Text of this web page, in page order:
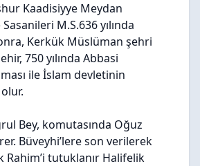
Kaadisiyye Meydan
M.S.636 yılında
Kerkük Müslüman şehri
750 yılında Abbasi
ile İslam devletinin
Bey, komutasında Oğuz
Büveyhi’lere son verilerek
tutuklanır Halifelik